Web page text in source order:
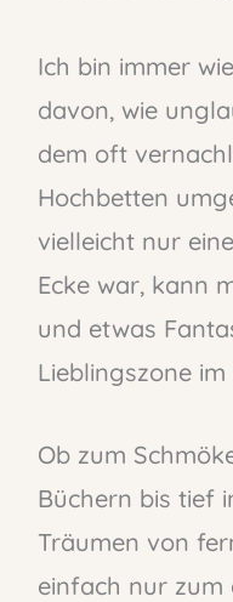
Ich bin immer
davon, wie
dem oft
Hochbetten
vielleicht nur
Ecke war, kann
und etwas
Lieblingszone
Ob zum
Büchern bis tief
Träumen von
einfach nur zum